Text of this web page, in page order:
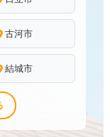
古河市
結城市